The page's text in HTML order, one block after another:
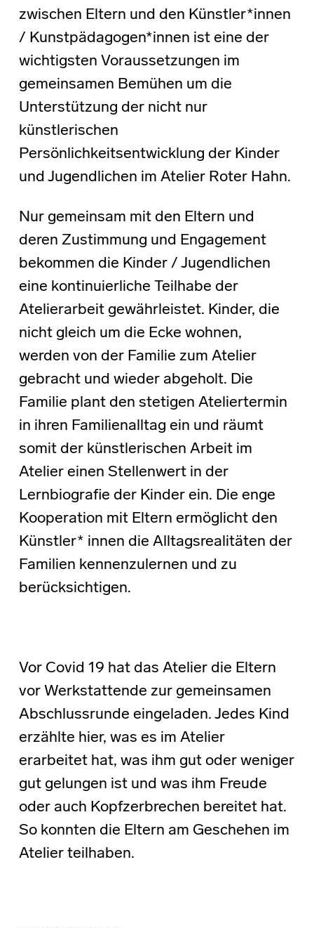
zwischen Eltern und den Künstler*innen
/ Kunstpädagogen*innen ist eine der
wichtigsten Voraussetzungen im
gemeinsamen Bemühen um die
Unterstützung der nicht nur
künstlerischen
Persönlichkeitsentwicklung der Kinder
und Jugendlichen im Atelier Roter Hahn.
Nur gemeinsam mit den Eltern und
deren Zustimmung und Engagement
bekommen die Kinder / Jugendlichen
eine kontinuierliche Teilhabe der
Atelierarbeit gewährleistet. Kinder, die
nicht gleich um die Ecke wohnen,
werden von der Familie zum Atelier
gebracht und wieder abgeholt. Die
Familie plant den stetigen Ateliertermin
in ihren Familienalltag ein und räumt
somit der künstlerischen Arbeit im
Atelier einen Stellenwert in der
Lernbiografie der Kinder ein. Die enge
Kooperation mit Eltern ermöglicht den
Künstler* innen die Alltagsrealitäten der
Familien kennenzulernen und zu
berücksichtigen.
Vor Covid 19 hat das Atelier die Eltern
vor Werkstattende zur gemeinsamen
Abschlussrunde eingeladen. Jedes Kind
erzählte hier, was es im Atelier
erarbeitet hat, was ihm gut oder weniger
gut gelungen ist und was ihm Freude
oder auch Kopfzerbrechen bereitet hat.
So konnten die Eltern am Geschehen im
Atelier teilhaben.